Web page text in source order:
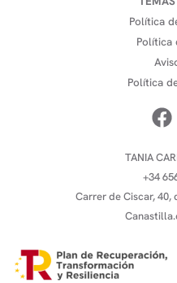
Política
Política
Política
TANIA
+34
Carrer de Ciscar, 40,